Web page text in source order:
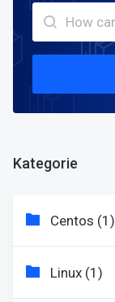
Kategorie
Centos (1)
Linux (1)